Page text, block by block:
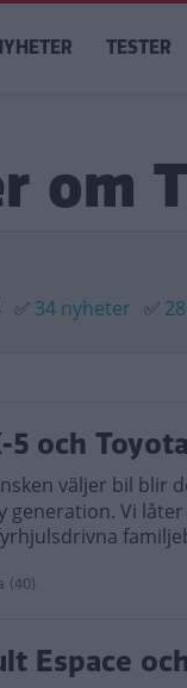
TESTER
om
✅ 34 nyheter ✅
och
väljer bil blir
Vi
(40)
Espace